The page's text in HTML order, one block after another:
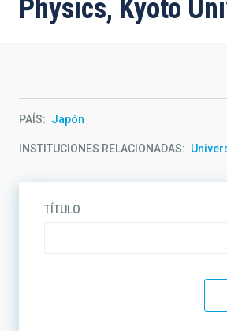
a
Physics, Kyoto
PAÍS Japón
INSTITUCIONES RELACIONADAS
TÍTULO